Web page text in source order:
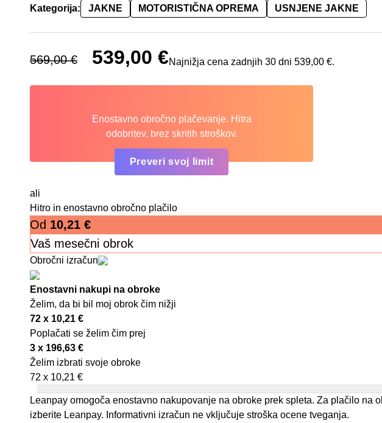
Kategorija:
JAKNE MOTORISTIČNA OPREMA USNJENE JAKNE
569,00€
Izvirna cena je bila: 569,00 €.
539,00 €Najnižja cena zadnjih 30 dni 539,00 €.
Enostavno obročno plačevanje. Hitra
odobritev, brez skritih stroškov.
Preveri svoj limit
ali
Hitro in enostavno obročno plačilo
Od 10,21 €
Vaš mesečni obrok
Obročni izračun
Enostavni nakupi na obroke
Želim, da bi bil moj obrok čim nižji
72 x 10,21 €
Poplačati se želim čim prej
3 x 196,63 €
Želim izbrati svoje obroke
72 x 10,21 €
Leanpay omogoča enostavno nakupovanje na obroke prek spleta. Za plačilo na
izberite Leanpay. Informativni izračun ne vključuje stroška ocene tveganja.